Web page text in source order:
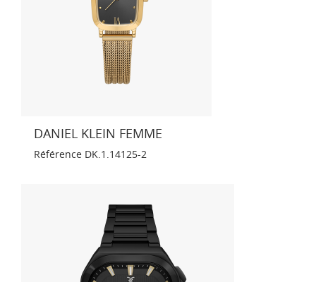
DANIEL KLEIN FEMME
Référence DK.1.14125-2